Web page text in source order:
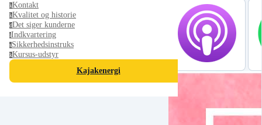
kKontakt
kKvalitet og historie
dDet siger kunderne
iIndkvartering
sSikkerhedsinstruks
kKursus-udstyr
Kajakenergi